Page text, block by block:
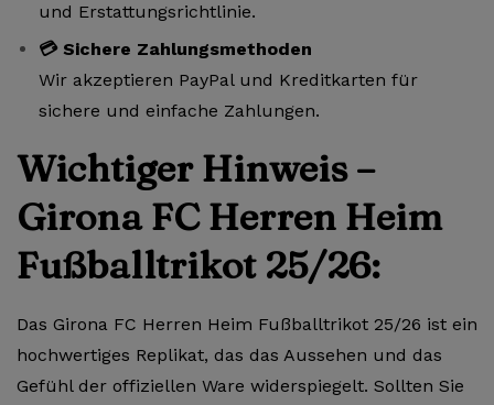
und Erstattungsrichtlinie.
💳 Sichere Zahlungsmethoden
Wir akzeptieren PayPal und Kreditkarten für
sichere und einfache Zahlungen.
Wichtiger Hinweis –
Girona FC Herren Heim
Fußballtrikot 25/26:
Das Girona FC Herren Heim Fußballtrikot 25/26 ist ein
hochwertiges Replikat, das das Aussehen und das
Gefühl der offiziellen Ware widerspiegelt. Sollten Sie